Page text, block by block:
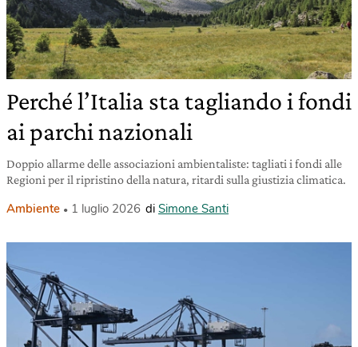
Perché l’Italia sta tagliando i fondi
ai parchi nazionali
Doppio allarme delle associazioni ambientaliste: tagliati i fondi alle
Regioni per il ripristino della natura, ritardi sulla giustizia climatica.
Ambiente 1 luglio 2026 di Simone Santi